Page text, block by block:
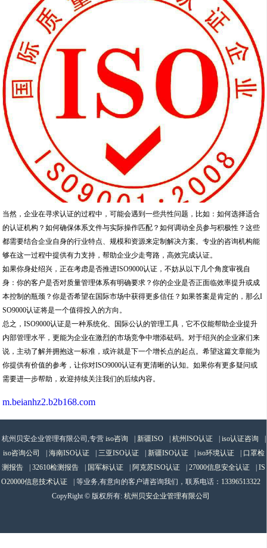
当然，企业在寻求认证的过程中，可能会遇到一些共性问题，比如：如何选择适合
的认证机构？如何确保体系文件与实际操作匹配？如何调动全员参与积极性？这些
都需要结合企业自身的行业特点、规模和资源来定制解决方案。专业的咨询机构能
够在这一过程中提供有力支持，帮助企业少走弯路，高效完成认证。
如果你身处绍兴，正在考虑是否推进ISO9000认证，不妨从以下几个角度审视自
身：你的客户是否对质量管理体系有明确要求？你的企业是否正面临效率提升或成
本控制的瓶颈？你是否希望在国际市场中获得更多信任？如果答案是肯定的，那么I
SO9000认证将是一个值得投入的方向。
总之，ISO9000认证是一种系统化、国际公认的管理工具，它不仅能帮助企业提升
内部管理水平，更能为企业在激烈的市场竞争中增添砝码。对于绍兴的企业家们来
说，主动了解并拥抱这一标准，或许就是下一个增长点的起点。希望这篇文章能为
你提供有价值的参考，让你对ISO9000认证有更清晰的认知。如果你有更多疑问或
需要进一步帮助，欢迎持续关注我们的后续内容。
m.beianhz2.b2b168.com
杭州贝安企业管理有限公司,专营 iso咨询 | 新疆ISO | 杭州ISO认证 | iso认证咨询
|
iso咨询公司
| 海南ISO认证 | 三亚ISO认证 | 新疆ISO认证 | iso环境认证 | 口罩检
测报告
| 32610检测报告 | 国军标认证 | 阿克苏ISO认证 | 27000信息安全认证 | IS
O20000信息技术认证
| 等业务,有意向的客户请咨询我们，联系电话： 13396513322
CopyRight © 版权所有: 杭州贝安企业管理有限公司